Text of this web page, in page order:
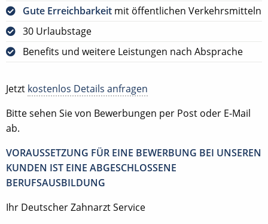
Gute Erreichbarkeit mit öffentlichen Verkehrsmitteln
30 Urlaubstage
Benefits und weitere Leistungen nach Absprache
Jetzt kostenlos Details anfragen
Bitte sehen Sie von Bewerbungen per Post oder E-Mail
ab.
VORAUSSETZUNG FÜR EINE BEWERBUNG BEI UNSEREN
KUNDEN IST EINE ABGESCHLOSSENE
BERUFSAUSBILDUNG
Ihr Deutscher Zahnarzt Service